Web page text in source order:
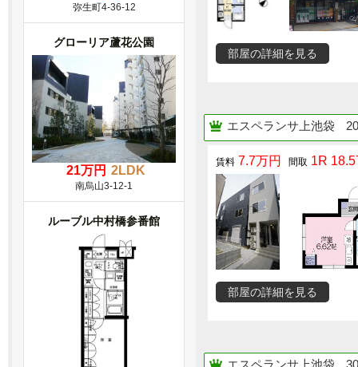
部屋の詳細を見る
エスペランサ上池袋
7.7万円 1R
部屋の詳細を見る
エスペランサ上池袋
弥生町4-36-12
グローリア蘆花公園
21万円 2LDK
南烏山3-12-1
ルーブル中村橋参番館